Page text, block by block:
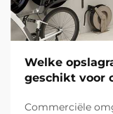
Welke
geschikt voor
Commerciële